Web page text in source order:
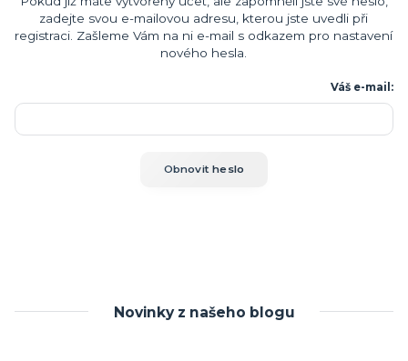
zadejte svou e-mailovou adresu, kterou jste uvedli při
registraci. Zašleme Vám na ni e-mail s odkazem pro nastavení
nového hesla.
Váš e-mail:
Obnovit heslo
Novinky z našeho blogu